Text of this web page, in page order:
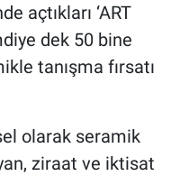
açtıkları ‘ART
dek 50 bine
tanışma fırsatı
olarak seramik
ziraat ve iktisat